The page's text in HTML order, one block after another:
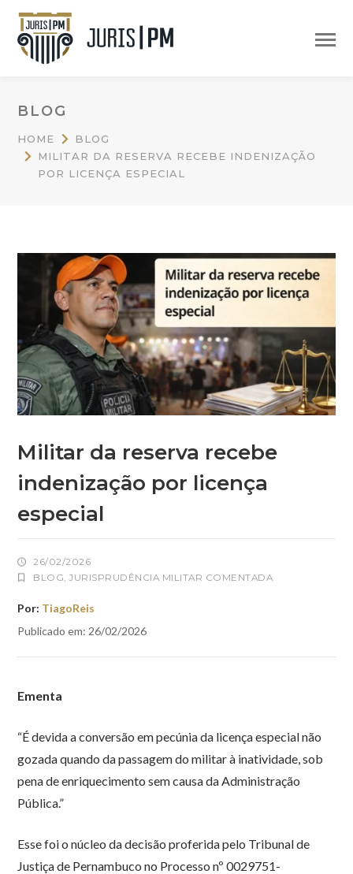
BLOG
HOME
BLOG
MILITAR DA RESERVA RECEBE INDENIZAÇÃO
POR LICENÇA ESPECIAL
Militar da reserva recebe
indenização por licença
especial
26/02/2026
BLOG ,JURISPRUDÊNCIA MILITAR COMENTADA
Por: TiagoReis
Publicado em: 26/02/2026
Ementa
“É devida a conversão em pecúnia da licença especial não
gozada quando da passagem do militar à inatividade, sob
pena de enriquecimento sem causa da Administração
Pública.”
Esse foi o núcleo da decisão proferida pelo Tribunal de
Justiça de Pernambuco no Processo nº 0029751-